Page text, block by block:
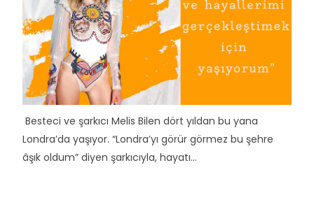
Besteci ve şarkıcı Melis Bilen dört yıldan bu yana
Londra’da yaşıyor. “Londra’yı görür görmez bu şehre
âşık oldum” diyen şarkıcıyla, hayatı...